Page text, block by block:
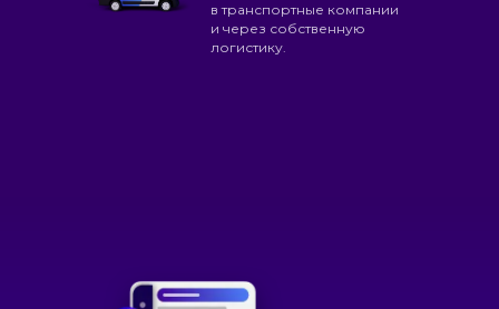
в транспортные компании
и через собственную
логистику.